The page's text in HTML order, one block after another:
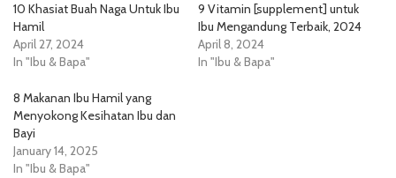
10 Khasiat Buah Naga Untuk Ibu
Hamil
April 27, 2024
In "Ibu & Bapa"
9 Vitamin [supplement] untuk
Ibu Mengandung Terbaik, 2024
April 8, 2024
In "Ibu & Bapa"
8 Makanan Ibu Hamil yang
Menyokong Kesihatan Ibu dan
Bayi
January 14, 2025
In "Ibu & Bapa"